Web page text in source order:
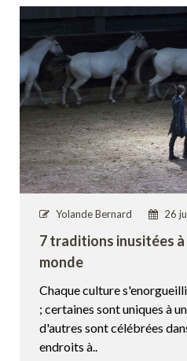
Yolande Bernard 26
7 traditions inusitées
monde
Chaque culture
; certaines sont uniques à
d'autres sont célébrées
endroits à..